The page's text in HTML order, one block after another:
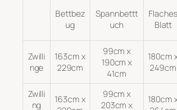
Bettbez
ug
Spannbettt
uch
Flaches
Blatt
Zwilli
nge
163cm x
229cm
99cm x
190cm x
41cm
180cm
249cm
Zwilli
ng
163cm x
99cm x
203cm x
180cm